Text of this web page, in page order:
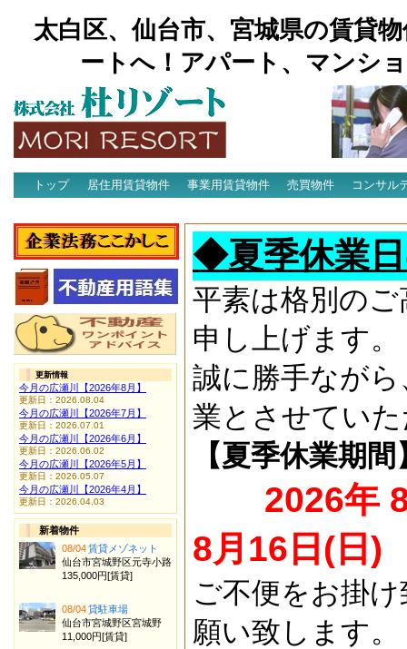
太白区、仙台市、宮城県の賃貸
ートへ！アパート、マンシ
トップ 居住用賃貸物件 事業用賃貸物件 売買物件
コンサル
◆夏季休業
平素は格別の
申し上げます。
誠に勝手なが
業とさせてい
【夏季休業期間
2026年
8月16日(日)
ご不便をお掛
願い致します。
更新情報
今月の広瀬川【2026年8月】
更新日：2026.08.04
今月の広瀬川【2026年7月】
更新日：2026.07.01
今月の広瀬川【2026年6月】
更新日：2026.06.02
今月の広瀬川【2026年5月】
更新日：2026.05.07
今月の広瀬川【2026年4月】
更新日：2026.04.03
新着物件
08/04賃貸メゾネット
仙台市宮城野区元寺小路
135,000円[賃貸]
08/04貸駐車場
仙台市宮城野区宮城野
11,000円[賃貸]